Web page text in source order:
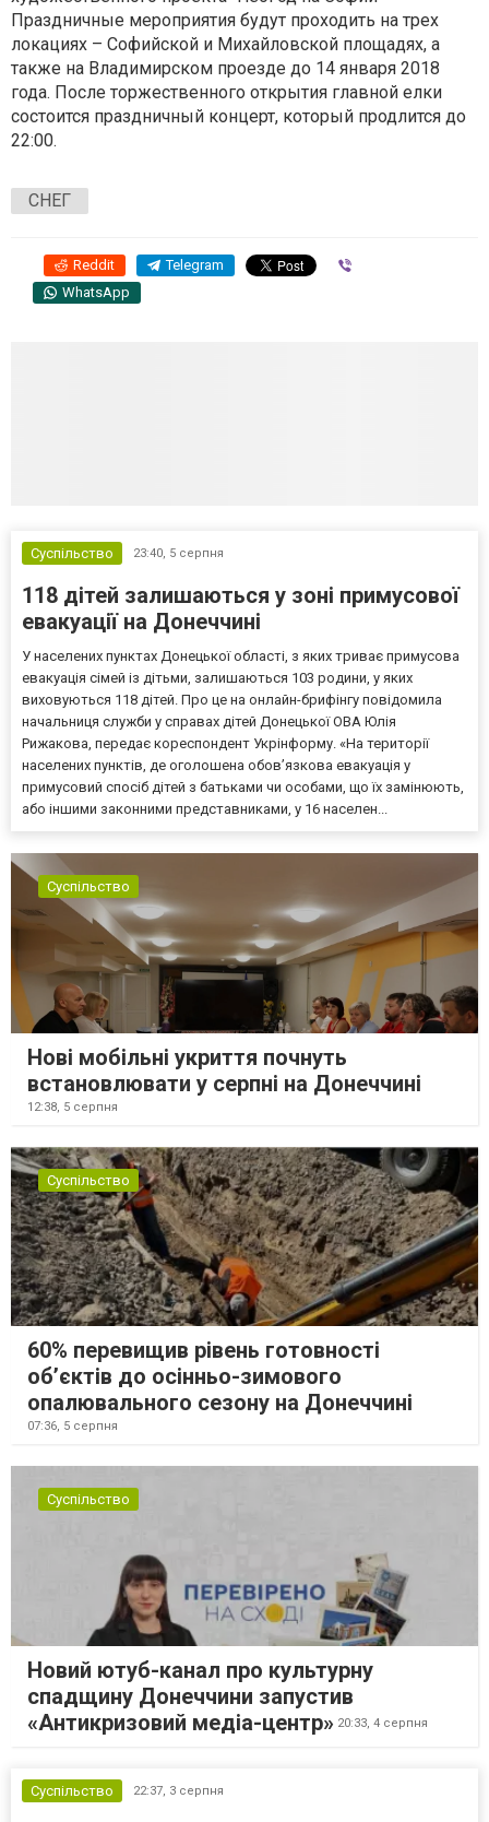
Праздничные мероприятия будут проходить на трех
локациях – Софийской и Михайловской площадях, а
также на Владимирском проезде до 14 января 2018
года. После торжественного открытия главной елки
состоится праздничный концерт, который продлится до
22:00.
СНЕГ
Reddit Telegram
WhatsApp
Суспільство 23:40, 5 серпня
118 дітей залишаються у зоні примусової
евакуації на Донеччині
У населених пунктах Донецької області, з яких триває примусова
евакуація сімей із дітьми, залишаються 103 родини, у яких
виховуються 118 дітей. Про це на онлайн-брифінгу повідомила
начальниця служби у справах дітей Донецької ОВА Юлія
Рижакова, передає кореспондент Укрінформу. «На території
населених пунктів, де оголошена обов’язкова евакуація у
примусовий спосіб дітей з батьками чи особами, що їх замінюють,
або іншими законними представниками, у 16 населен...
Суспільство
Нові мобільні укриття почнуть
встановлювати у серпні на Донеччині
12:38, 5 серпня
Суспільство
60% перевищив рівень готовності
об’єктів до осінньо-зимового
опалювального сезону на Донеччині
07:36, 5 серпня
Суспільство
Новий ютуб-канал про культурну
спадщину Донеччини запустив
«Антикризовий медіа-центр» 20:33, 4 серпня
Суспільство 22:37, 3 серпня